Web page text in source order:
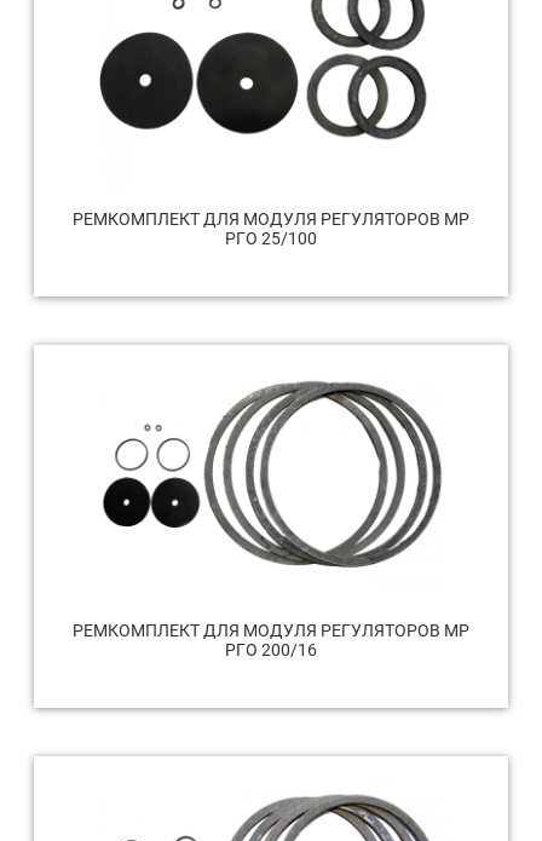
РЕМКОМПЛЕКТ ДЛЯ МОДУЛЯ РЕГУЛЯТОРОВ МР
РГО 25/100
РЕМКОМПЛЕКТ ДЛЯ МОДУЛЯ РЕГУЛЯТОРОВ МР
РГО 200/16